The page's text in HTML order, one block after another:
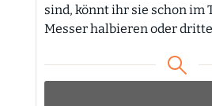
sind, könnt ihr sie schon im
Messer halbieren oder